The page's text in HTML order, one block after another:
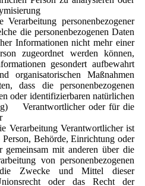
personenbezogener
die personenbezogenen Daten
Informationen nicht mehr einer
zugeordnet werden können,
gesondert aufbewahrt
organisatorischen Maßnahmen
dass die personenbezogenen
oder identifizierbaren natürlichen
g) Verantwortlicher oder für die
Verarbeitung Verantwortlicher ist
Behörde, Einrichtung oder
gemeinsam mit anderen über die
von personenbezogenen
Zwecke und Mittel dieser
oder das Recht der